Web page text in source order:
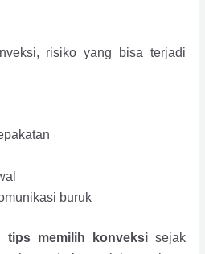
risiko yang bisa terjadi
buruk
tips memilih konveksi sejak